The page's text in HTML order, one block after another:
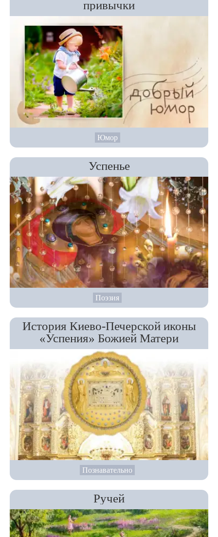
привычки
Юмор
Успенье
Поэзия
История Киево-Печерской иконы
«Успения» Божией Матери
Познавательно
Ручей